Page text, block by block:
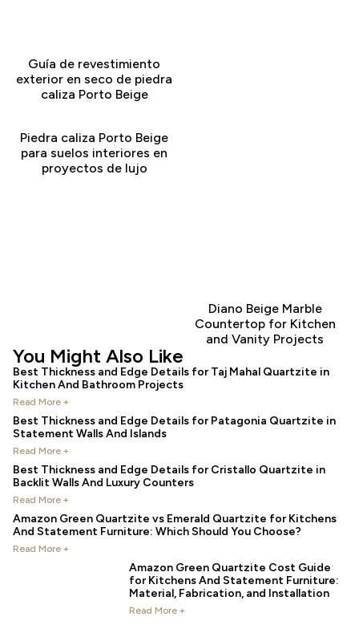
Guía de revestimiento
exterior en seco de piedra
caliza Porto Beige
Piedra caliza Porto Beige
para suelos interiores en
proyectos de lujo
Diano Beige Marble
Countertop for Kitchen
and Vanity Projects
You Might Also Like
Best Thickness and Edge Details for Taj Mahal Quartzite in
Kitchen And Bathroom Projects
Read More +
Best Thickness and Edge Details for Patagonia Quartzite in
Statement Walls And Islands
Read More +
Best Thickness and Edge Details for Cristallo Quartzite in
Backlit Walls And Luxury Counters
Read More +
Amazon Green Quartzite vs Emerald Quartzite for Kitchens
And Statement Furniture: Which Should You Choose?
Read More +
Amazon Green Quartzite Cost Guide
for Kitchens And Statement Furniture:
Material, Fabrication, and Installation
Read More +